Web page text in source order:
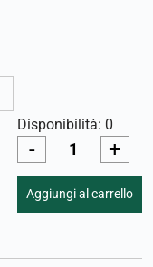
Disponibilità: 0
- +
Aggiungi al carrello